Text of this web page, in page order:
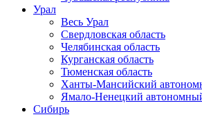
Урал
Весь Урал
Свердловская область
Челябинская область
Курганская область
Тюменская область
Ханты-Мансийский
Ямало-Ненецкий
Сибирь